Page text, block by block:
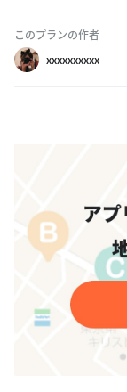
このプランの作者
xxxxxxxxxx